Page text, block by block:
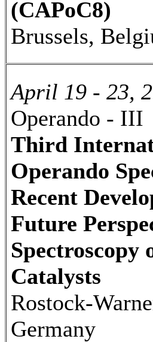
(CAPoC8)
Brussels,
April 19 - 23,
Operando - III
Third
Operando
Recent
Future
Spectroscopy
Catalysts
Rostock-
Germany